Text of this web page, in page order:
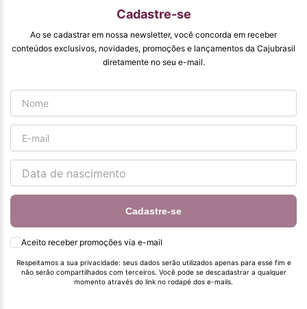
qualidade que vcs
entregam. Parabéns
#
pormaiscampanhaspromorcionais.
Cadastre-se
Ao se cadastrar em nossa newsletter, você concorda em receber
conteúdos exclusivos, novidades, promoções e lançamentos da Cajubrasil
diretamente no seu e-mail.
Cadastre-se
Aceito receber promoções via e-mail
Respeitamos a sua privacidade: seus dados serão utilizados apenas para esse fim e
não serão compartilhados com terceiros. Você pode se descadastrar a qualquer
momento através do link no rodapé dos e-mails.